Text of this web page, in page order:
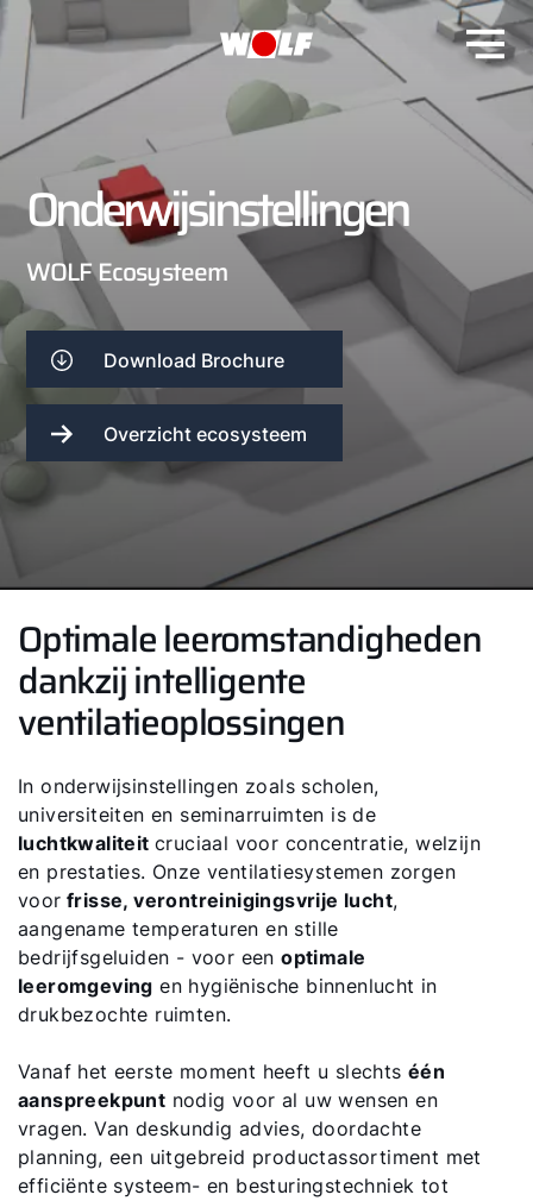
Onderwijsinstellingen
WOLF Ecosysteem
Download Brochure
Overzicht ecosysteem
Optimale leeromstandigheden
dankzij intelligente
ventilatieoplossingen
In onderwijsinstellingen zoals scholen,
universiteiten en seminarruimten is de
luchtkwaliteit cruciaal voor concentratie, welzijn
en prestaties. Onze ventilatiesystemen zorgen
voor frisse, verontreinigingsvrije lucht,
aangename temperaturen en stille
bedrijfsgeluiden - voor eenoptimale
leeromgeving en hygiënische binnenlucht in
drukbezochte ruimten.
Vanaf het eerste moment heeft u slechts één
aanspreekpunt nodig voor al uw wensen en
vragen. Van deskundig advies, doordachte
planning, een uitgebreid productassortiment met
efficiënte systeem- en besturingstechniek tot